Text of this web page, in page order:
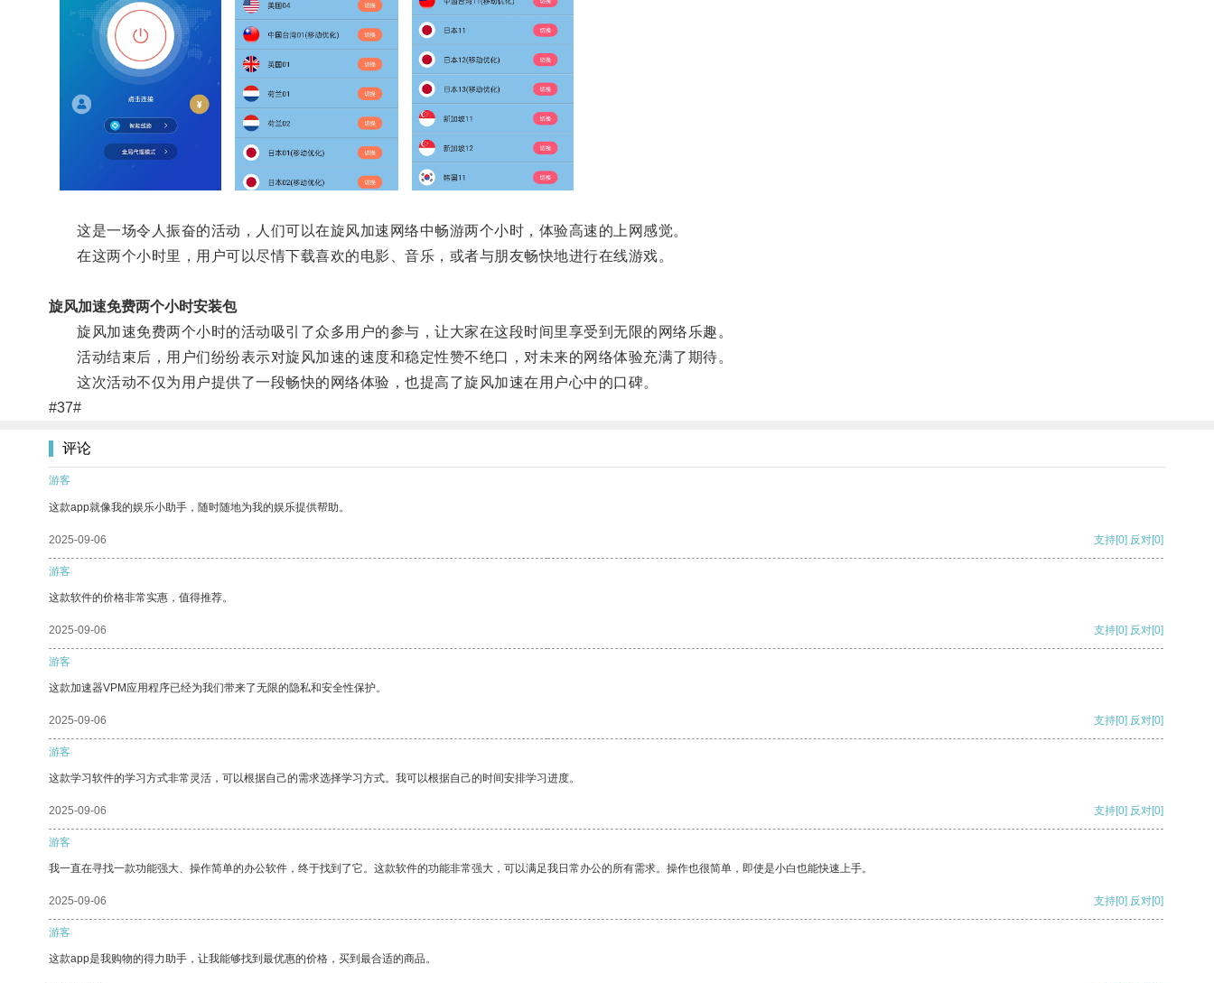
这是一场令人振奋的活动，人们可以在旋风加速网络中畅游两个小时，体验高速的上网感觉。
在这两个小时里，用户可以尽情下载喜欢的电影、音乐，或者与朋友畅快地进行在线游戏。
旋风加速免费两个小时安装包
旋风加速免费两个小时的活动吸引了众多用户的参与，让大家在这段时间里享受到无限的网络乐趣。
活动结束后，用户们纷纷表示对旋风加速的速度和稳定性赞不绝口，对未来的网络体验充满了期待。
这次活动不仅为用户提供了一段畅快的网络体验，也提高了旋风加速在用户心中的口碑。
#37#
评论
游客
这款app就像我的娱乐小助手，随时随地为我的娱乐提供帮助。
2025-09-06 支持[0] 反对[0]
游客
这款软件的价格非常实惠，值得推荐。
2025-09-06 支持[0] 反对[0]
游客
这款加速器VPM应用程序已经为我们带来了无限的隐私和安全性保护。
2025-09-06 支持[0] 反对[0]
游客
这款学习软件的学习方式非常灵活，可以根据自己的需求选择学习方式。我可以根据自己的时间安排学习进度。
2025-09-06 支持[0] 反对[0]
游客
我一直在寻找一款功能强大、操作简单的办公软件，终于找到了它。这款软件的功能非常强大，可以满足我日常办公的所有需求。操作也很简单，即使是小白也能快速上手。
2025-09-06 支持[0] 反对[0]
游客
这款app是我购物的得力助手，让我能够找到最优惠的价格，买到最合适的商品。